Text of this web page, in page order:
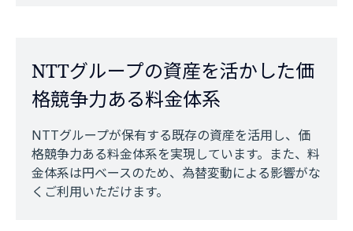
NTTグループの資産を活かした価
格競争力ある料金体系
NTTグループが保有する既存の資産を活用し、価
格競争力ある料金体系を実現しています。また、料
金体系は円ベースのため、為替変動による影響がな
くご利用いただけます。